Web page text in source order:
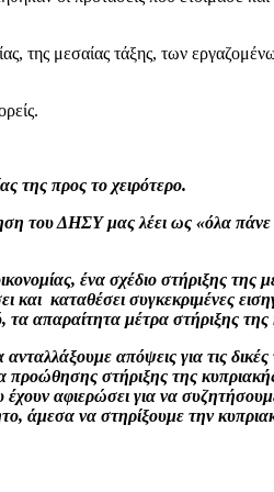
της μεσαίας τάξης, των
της προς το χειρότερο.
του ΔΗΣΥ μας λέει ως «όλα πάνε
ένα σχέδιο στήριξης της
και καταθέσει συγκεκριμένες
απαραίτητα μέτρα στήριξης της
απόψεις για τις δικές
προώθησης στήριξης της
έχουν αφιερώσει για να
άμεσα να στηρίξουμε την